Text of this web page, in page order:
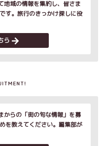
地域の情報を集約し、皆さま
す。旅行のきっかけ探しに役
ら
からの「街の旬な情報」を募
を教えてください。編集部が